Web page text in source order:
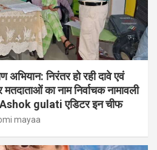
अभियान: निरंतर हो रही दावे एवं
का नाम निर्वाचक नामावली
gulati एडिटर इन चीफ
mayaa